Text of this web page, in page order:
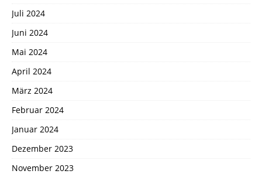
Juli 2024
Juni 2024
Mai 2024
April 2024
März 2024
Februar 2024
Januar 2024
Dezember 2023
November 2023